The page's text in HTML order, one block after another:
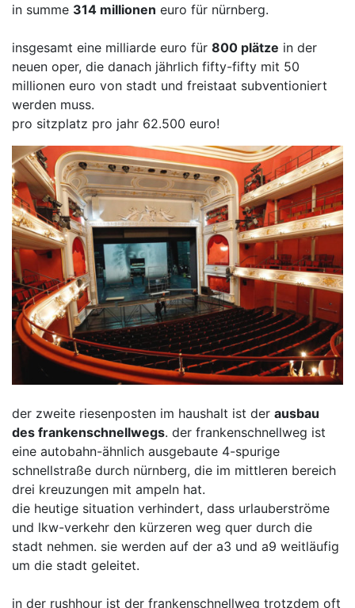
in summe 314 millionen euro für nürnberg.
insgesamt eine milliarde euro für 800 plätze in der
neuen oper, die danach jährlich fifty-fifty mit 50
millionen euro von stadt und freistaat subventioniert
werden muss.
pro sitzplatz pro jahr 62.500 euro!
der zweite riesenposten im haushalt ist der ausbau
des frankenschnellwegs. der frankenschnellweg ist
eine autobahn-ähnlich ausgebaute 4-spurige
schnellstraße durch nürnberg, die im mittleren bereich
drei kreuzungen mit ampeln hat.
die heutige situation verhindert, dass urlauberströme
und lkw-verkehr den kürzeren weg quer durch die
stadt nehmen. sie werden auf der a3 und a9 weitläufig
um die stadt geleitet.
in der rushhour ist der frankenschnellweg trotzdem oft